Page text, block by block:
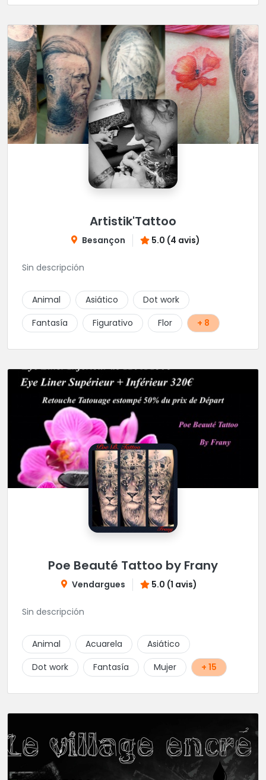
Artistik'Tattoo
Besançon 5.0 (4 avis)
Sin descripción
Animal Asiático
Dot work
Fantasía
Figurativo Flor + 8
Poe Beauté Tattoo by Frany
Vendargues 5.0 (1 avis)
Sin descripción
Animal Acuarela
Asiático
Dot work
Fantasía Mujer + 15